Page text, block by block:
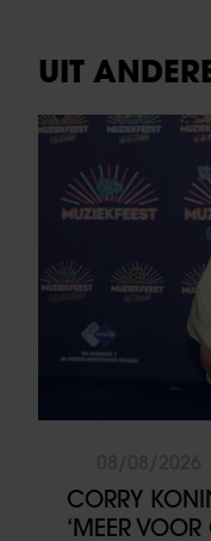
UIT
CORRY
‘MEER